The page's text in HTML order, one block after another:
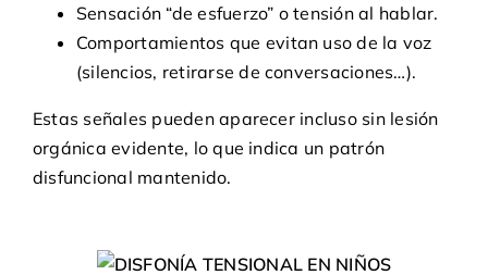
Sensación “de esfuerzo” o tensión al hablar.
Comportamientos que evitan uso de la voz
(silencios, retirarse de conversaciones…).
Estas señales pueden aparecer incluso sin lesión
orgánica evidente, lo que indica un patrón
disfuncional mantenido.